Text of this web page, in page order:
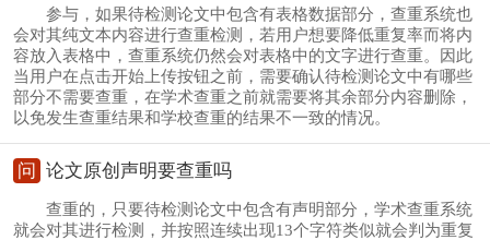
参与，如果待检测论文中包含有表格数据部分，查重系统也
会对其纯文本内容进行查重检测，若用户想要降低重复率而将内
容放入表格中，查重系统仍然会对表格中的文字进行查重。因此
当用户在点击开始上传按钮之前，需要确认待检测论文中有哪些
部分不需要查重，在学术查重之前就需要将其余部分内容删除，
以免发生查重结果和学校查重的结果不一致的情况。
问 论文原创声明要查重吗
查重的，只要待检测论文中包含有声明部分，学术查重系统
就会对其进行检测，并按照连续出现13个字符类似就会判为重复